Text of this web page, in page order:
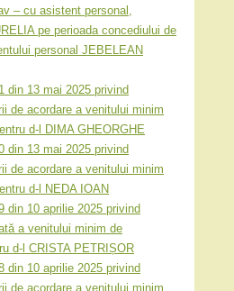
– cu asistent personal,
pe perioada concediului de
personal JEBELEAN
din 13 mai 2025 privind
de acordare a venitului minim
d-l DIMA GHEORGHE
din 13 mai 2025 privind
de acordare a venitului minim
d-l NEDA IOAN
din 10 aprilie 2025 privind
a venitului minim de
d-l CRISTA PETRIȘOR
din 10 aprilie 2025 privind
de acordare a venitului minim